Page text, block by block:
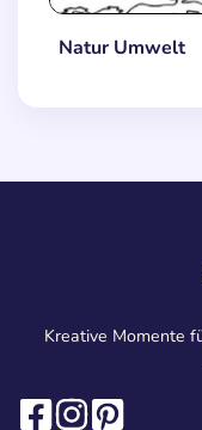
Natur Umwelt
Kreative Momente